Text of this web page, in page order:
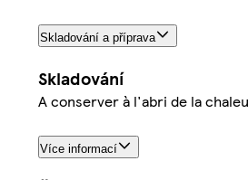
Skladování a příprava
Skladování
A conserver à l'abri de la
Více informací